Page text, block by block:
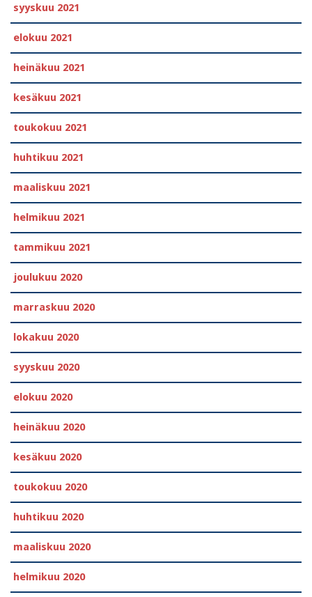
syyskuu 2021
elokuu 2021
heinäkuu 2021
kesäkuu 2021
toukokuu 2021
huhtikuu 2021
maaliskuu 2021
helmikuu 2021
tammikuu 2021
joulukuu 2020
marraskuu 2020
lokakuu 2020
syyskuu 2020
elokuu 2020
heinäkuu 2020
kesäkuu 2020
toukokuu 2020
huhtikuu 2020
maaliskuu 2020
helmikuu 2020